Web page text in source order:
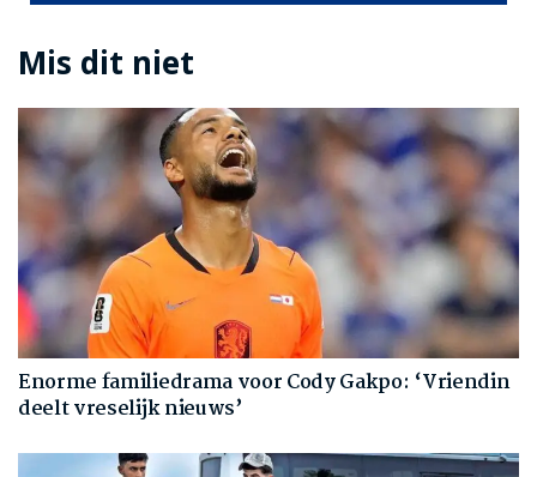
Mis dit niet
Enorme familiedrama voor Cody Gakpo: ‘Vriendin
deelt vreselijk nieuws’